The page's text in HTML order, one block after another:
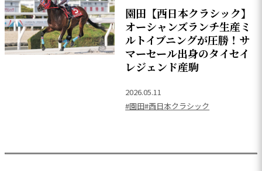
園田【西日本クラシック】
オーシャンズランチ生産ミ
ルトイブニングが圧勝！サ
マーセール出身のタイセイ
レジェンド産駒
2026.05.11
#園田#西日本クラシック